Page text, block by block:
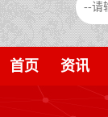
首页 资讯